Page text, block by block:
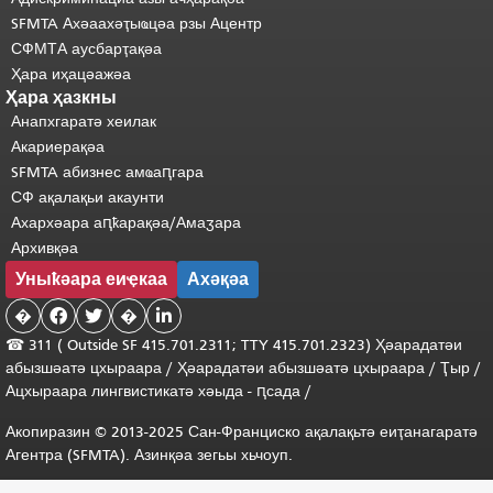
SFMTA Ахәаахәҭыҩцәа рзы Ацентр
СФМТА аусбарҭақәа
Ҳара иҳацәажәа
Ҳара ҳазкны
Анапхгаратә хеилак
Акариерақәа
SFMTA абизнес амҩаԥгара
СФ ақалақьи акаунти
Ахархәара аԥҟарақәа/Амаӡара
Архивқәа
Уныҟәара еиҿкаа Ахәқәа
�   � 
☎ 311 ( Outside SF 415.701.2311; TTY 415.701.2323) Ҳәарадатәи
абызшәатә цхыраара / Ҳәарадатәи абызшәатә цхыраара / Ҭыр /
Ацхыраара лингвистикатә хәыда - ԥсада /
Акопиразин © 2013-2025 Сан-Франциско ақалақьтә еиҭанагаратә
Агентра (SFMTA). Азинқәа зегьы хьчоуп.